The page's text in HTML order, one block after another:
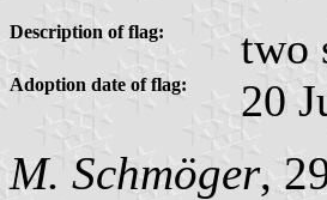
Description of flag: two
Adoption date of flag: 20
M. Schmöger,